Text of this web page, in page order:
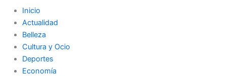
Inicio
Actualidad
Belleza
Cultura y Ocio
Deportes
Economía